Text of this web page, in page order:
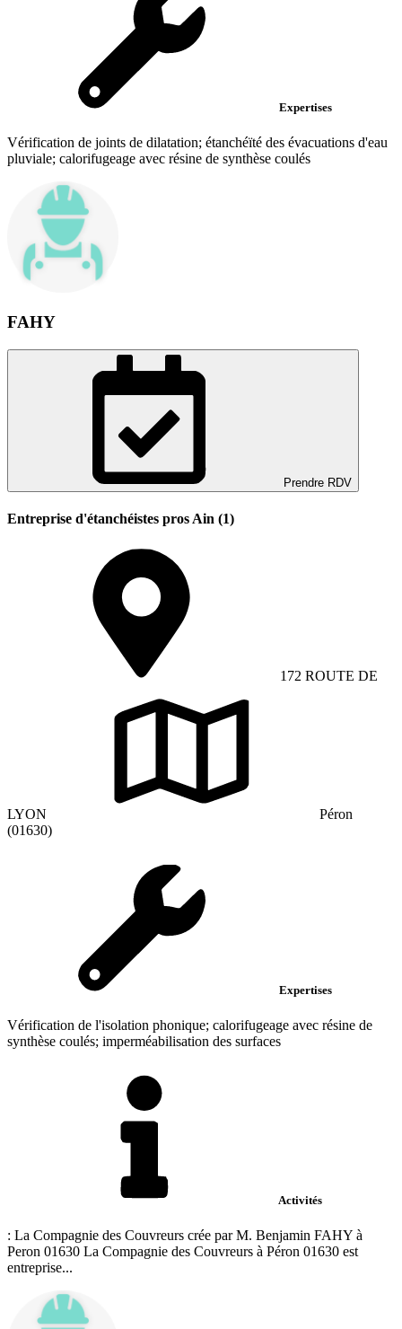
Expertises
Vérification de joints de dilatation; étanchéïté des évacuations d'eau
pluviale; calorifugeage avec résine de synthèse coulés
FAHY
Prendre RDV
Entreprise d'étanchéistes pros Ain (1)
172 ROUTE DE
LYON
Péron
(01630)
Expertises
Vérification de l'isolation phonique; calorifugeage avec résine de
synthèse coulés; imperméabilisation des surfaces
Activités
: La Compagnie des Couvreurs crée par M. Benjamin FAHY à
Peron 01630 La Compagnie des Couvreurs à Péron 01630 est
entreprise...